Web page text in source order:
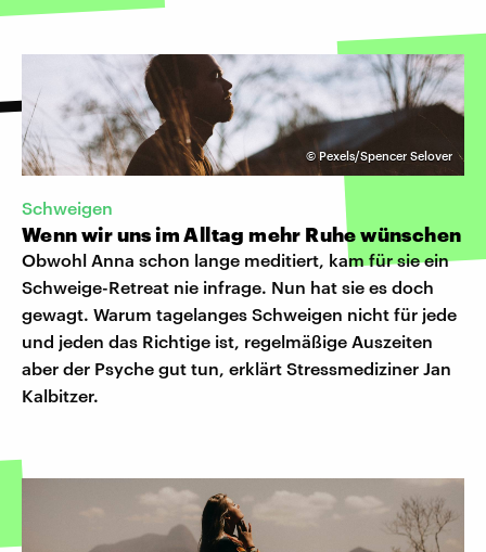
©Pexels/Spencer Selover
Schweigen
Wenn wir uns im Alltag mehr Ruhe wünschen
Obwohl Anna schon lange meditiert, kam für sie ein
Schweige-Retreat nie infrage. Nun hat sie es doch
gewagt. Warum tagelanges Schweigen nicht für jede
und jeden das Richtige ist, regelmäßige Auszeiten
aber der Psyche gut tun, erklärt Stressmediziner Jan
Kalbitzer.